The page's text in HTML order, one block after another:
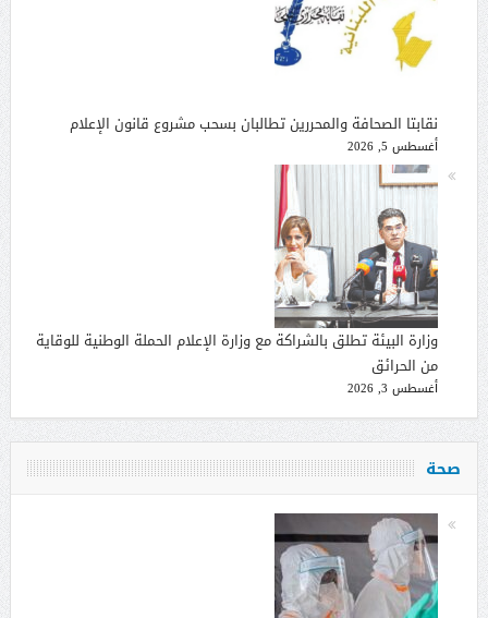
نقابتا الصحافة والمحررين تطالبان بسحب مشروع قانون الإعلام
أغسطس 5, 2026
وزارة البيئة تطلق بالشراكة مع وزارة الإعلام الحملة الوطنية للوقاية
من الحرائق
أغسطس 3, 2026
صحة